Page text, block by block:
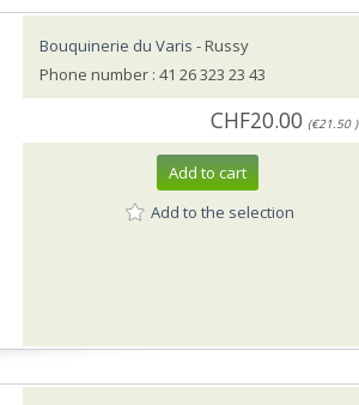
Bouquinerie du Varis - Russy
Phone number : 41 26 323 23 43
CHF20.00 (€21.50 )
Add to cart
Add to the selection